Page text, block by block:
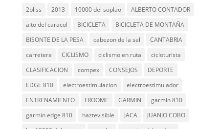
2bliss 2013 10000 del soplao
ALBERTO CONTADOR
alto del caracol
BICICLETA
BICICLETA DE MONTAÑA
BISONTE DE LA PESA
cabezon de la sal
CANTABRIA
carretera
CICLISMO ciclismo en ruta
cicloturista
CLASIFICACION
compex CONSEJOS
DEPORTE
EDGE 810
electroestimulacion
electroestimulador
ENTRENAMIENTO
FROOME GARMIN
garmin 810
garmin edge 810
haztevisible JACA
JUANJO COBO